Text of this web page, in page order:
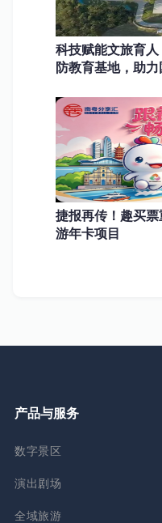
科技赋能文旅育
防教育基地，助
捷报再传！趣买
游年卡项目
产品与服务
数字景区
演出剧场
全域旅游